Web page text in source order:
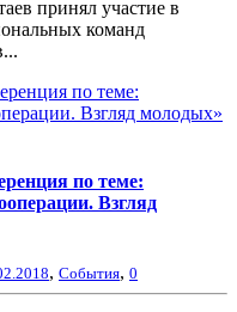
принял участие в
команд
по теме:
Взгляд
, События, 0